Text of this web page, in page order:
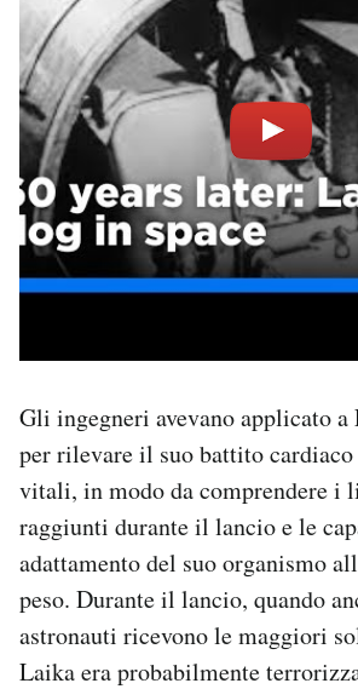
Gli ingegneri avevano applicato a
per rilevare il suo battito
vitali, in modo da comprendere i
raggiunti durante il lancio e le
adattamento del suo organismo
peso. Durante il lancio, quando
astronauti ricevono le maggiori
Laika era probabilmente